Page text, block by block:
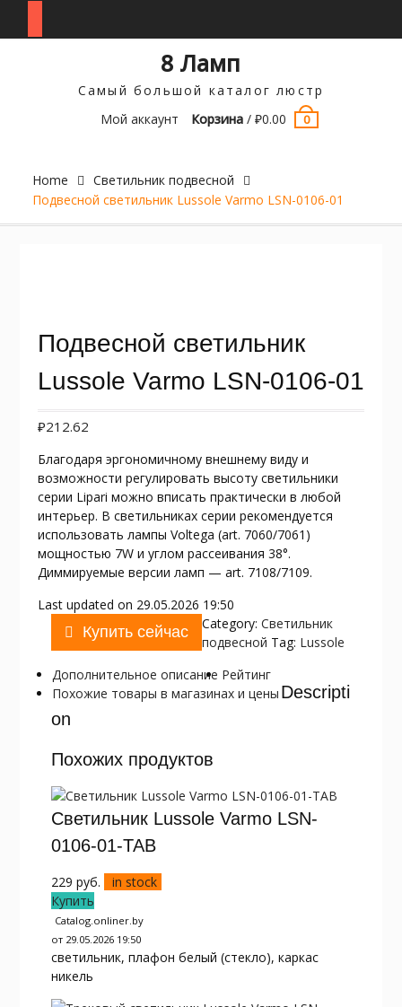
содержимому
8 Ламп
Самый большой каталог люстр
Мой аккаунт
Корзина/ ₽0.00 0
Home
Светильник подвесной
Подвесной светильник Lussole Varmo LSN-0106-01
Подвесной светильник
Lussole Varmo LSN-0106-01
₽212.62
Благодаря эргономичному внешнему виду и
возможности регулировать высоту светильники
серии Lipari можно вписать практически в любой
интерьер. В светильниках серии рекомендуется
использовать лампы Voltega (art. 7060/7061)
мощностью 7W и углом рассеивания 38°.
Диммируемые версии ламп — art. 7108/7109.
Last updated on 29.05.2026 19:50
Купить сейчас Category: Светильник
подвесной Tag: Lussole
Дополнительное описание Рейтинг
Похожие товары в магазинах и цены Descripti
on
Похожих продуктов
Светильник Lussole Varmo LSN-
0106-01-TAB
229 руб.
in stock
Купить
Catalog.onliner.by
от 29.05.2026 19:50
светильник, плафон белый (стекло), каркас
никель